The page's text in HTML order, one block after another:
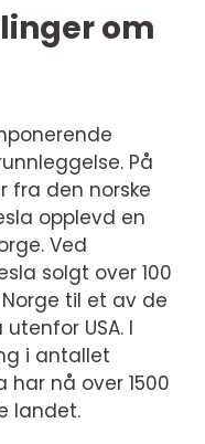
om
På
fra den norske
opplevd en
Ved
solgt over 100
til et av de
USA. I
i antallet
har nå over 1500
landet.